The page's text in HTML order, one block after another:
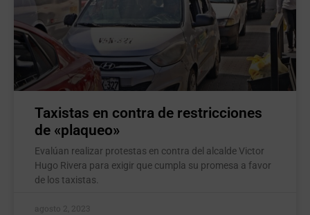
Taxistas en contra de restricciones
de «plaqueo»
Evalúan realizar protestas en contra del alcalde Victor
Hugo Rivera para exigir que cumpla su promesa a favor
de los taxistas.
agosto 2, 2023